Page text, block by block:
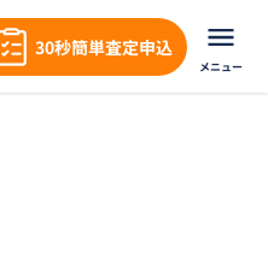
30秒簡単査定申込
メニュー